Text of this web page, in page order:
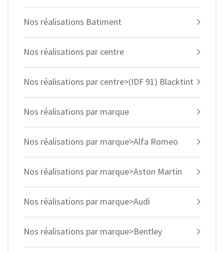
Nos réalisations Batiment
Nos réalisations par centre
Nos réalisations par centre>(IDF 91) Blacktint
Nos réalisations par marque
Nos réalisations par marque>Alfa Romeo
Nos réalisations par marque>Aston Martin
Nos réalisations par marque>Audi
Nos réalisations par marque>Bentley